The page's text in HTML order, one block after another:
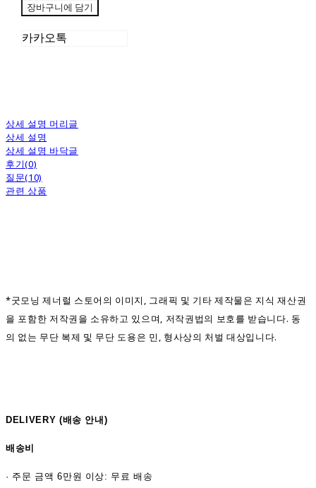
장바구니에 담기
카카오톡
상세 설명 머리글
상세 설명
상세 설명 바닥글
후기(0)
질문(10)
관련 상품
*굿모닝 제너럴 스토어의 이미지, 그래픽 및 기타 제작물은 지식 재산권
을 포함한 저작권을 소유하고 있으며, 저작권법의 보호를 받습니다. 동
의 없는 무단 복제 및 무단 도용은 민, 형사상의 처벌 대상입니다.
DELIVERY (배송 안내)
배송비
· 주문 금액 6만원 이상: 무료 배송